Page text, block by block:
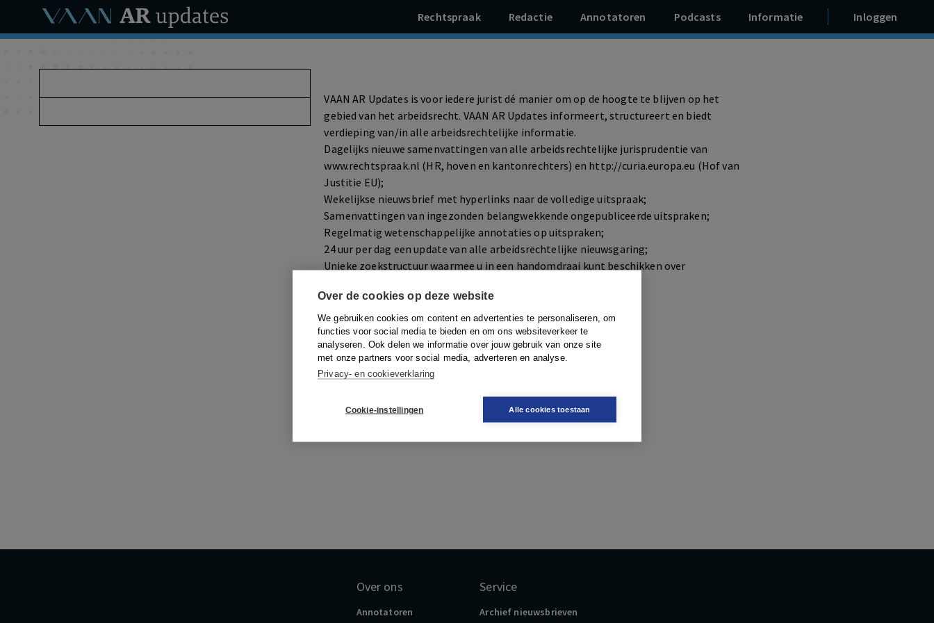
Over de cookies op deze website
We gebruiken cookies om content en advertenties te personaliseren, om
functies voor social media te bieden en om ons websiteverkeer te
analyseren. Ook delen we informatie over jouw gebruik van onze site
met onze partners voor social media, adverteren en analyse.
Privacy- en cookieverklaring
Cookie-instellingen Alle cookies toestaan
Rechtspraak Redactie Annotatoren Podcasts Informatie Inloggen
VAAN AR Updates is voor iedere jurist dé manier om op de hoogte te blijven op het
gebied van het arbeidsrecht. VAAN AR Updates informeert, structureert en biedt
verdieping van/in alle arbeidsrechtelijke informatie.
Dagelijks nieuwe samenvattingen van alle arbeidsrechtelijke jurisprudentie van
www.rechtspraak.nl (HR, hoven en kantonrechters) en http://curia.europa.eu (Hof van
Justitie EU);
Wekelijkse nieuwsbrief met hyperlinks naar de volledige uitspraak;
Samenvattingen van ingezonden belangwekkende ongepubliceerde uitspraken;
Regelmatig wetenschappelijke annotaties op uitspraken;
24 uur per dag een update van alle arbeidsrechtelijke nieuwsgaring;
Unieke zoekstructuur waarmee u in een handomdraai kunt beschikken over
Over ons
Annotatoren
Service
Archief nieuwsbrieven